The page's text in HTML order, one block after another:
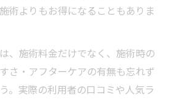
高めるタイミング管理法
術よりもお得になることもありま
、施術料金だけでなく、施術時の
さ・アフターケアの有無も忘れず
。実際の利用者の口コミや人気ラ